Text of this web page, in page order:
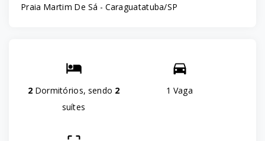
Praia Martim De Sá - Caraguatatuba/SP
2 Dormitórios, sendo 2
suítes
1 Vaga